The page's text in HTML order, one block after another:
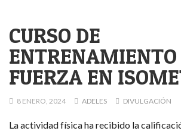
CURSO DE
ENTRENAMIENTO
FUERZA EN
8 ENERO, 2024 ADELES DIVULGACIÓN
La actividad física ha recibido la